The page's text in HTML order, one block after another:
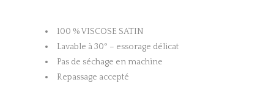
100 % VISCOSE SATIN
Lavable à 30° – essorage délicat
Pas de séchage en machine
Repassage accepté